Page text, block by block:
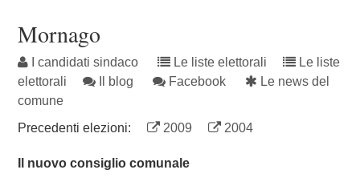
Mornago
I candidati sindaco Le liste elettorali
Le liste
elettorali
Il blog Facebook
Le news del
comune
Precedenti elezioni:
2009 2004
Il nuovo consiglio comunale